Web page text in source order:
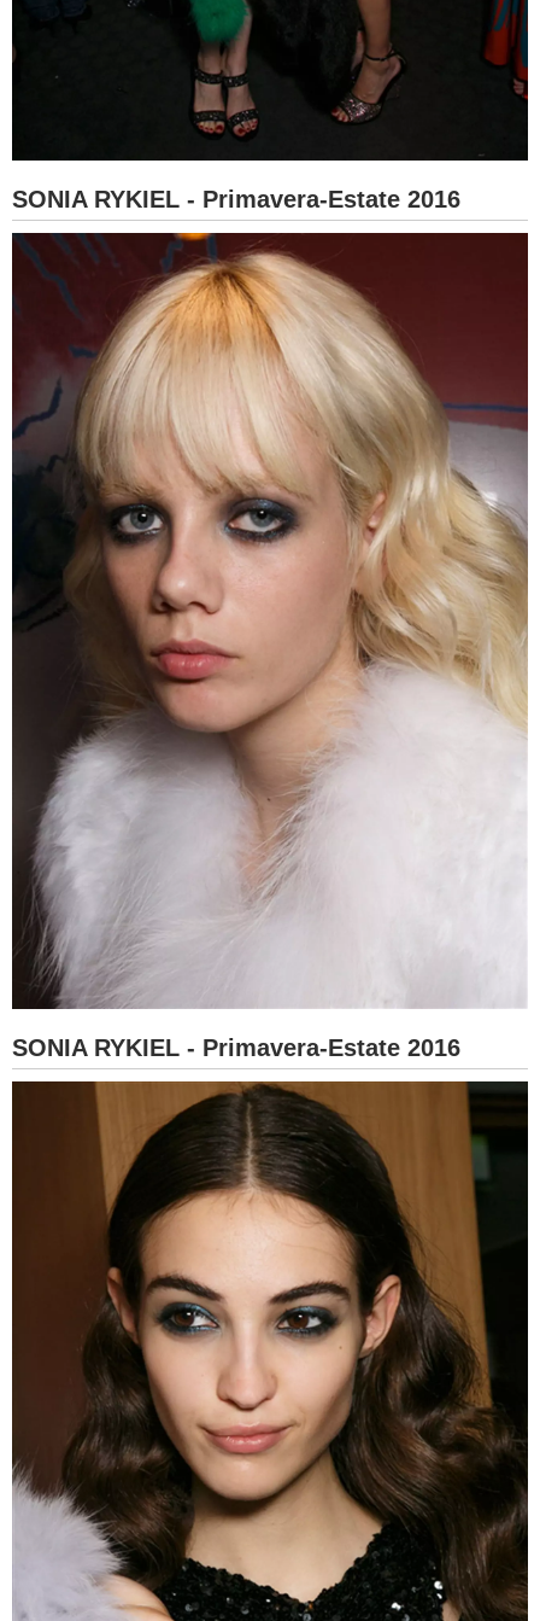
SONIA RYKIEL - Primavera-Estate 2016
SONIA RYKIEL - Primavera-Estate 2016